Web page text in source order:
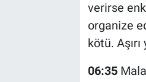
verirse
organize
kötü.
06:35